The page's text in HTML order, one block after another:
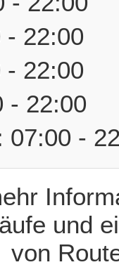
- 22:00
- 22:00
- 22:00
07:00 -
und
von